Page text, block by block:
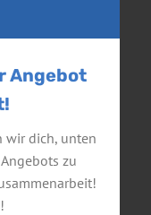
Angebot
wir dich, unten
zu